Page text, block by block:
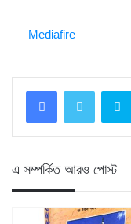
Mediafire
এ সম্পর্কিত আরও পোস্ট